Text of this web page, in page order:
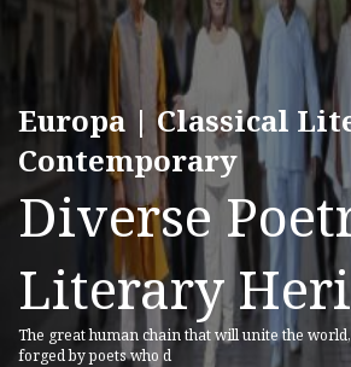
Europa | Classical
Contemporary
Diverse
Literary
The great human chain that will unite the
forged by poets who d